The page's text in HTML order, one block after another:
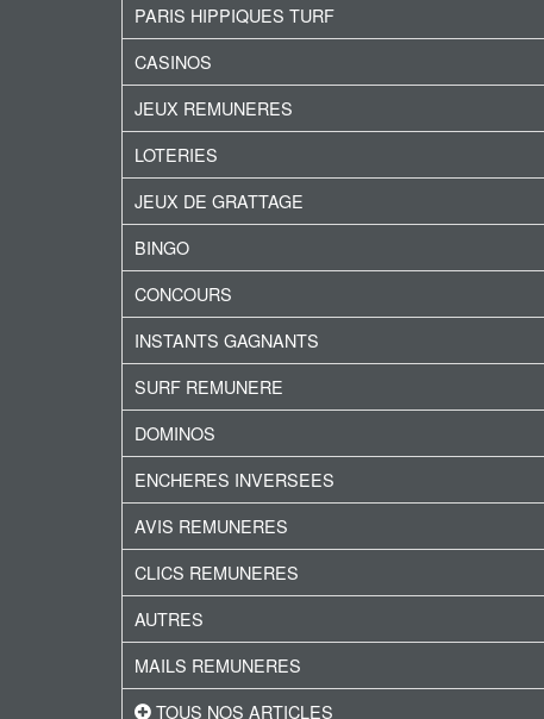
PARIS HIPPIQUES TURF
CASINOS
JEUX REMUNERES
LOTERIES
JEUX DE GRATTAGE
BINGO
CONCOURS
INSTANTS GAGNANTS
SURF REMUNERE
DOMINOS
ENCHERES INVERSEES
AVIS REMUNERES
CLICS REMUNERES
AUTRES
MAILS REMUNERES
TOUS NOS ARTICLES